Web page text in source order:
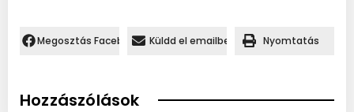
Megosztás Facebookon.Küldd el emailben Nyomtatás
Hozzászólások